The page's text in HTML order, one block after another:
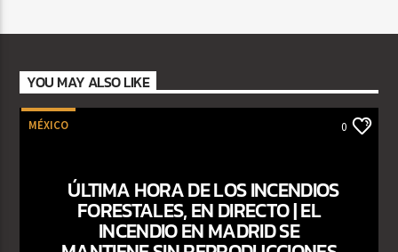
YOU MAY ALSO LIKE
MÉXICO 0
ÚLTIMA HORA DE LOS INCENDIOS
FORESTALES, EN DIRECTO | EL
INCENDIO EN MADRID SE